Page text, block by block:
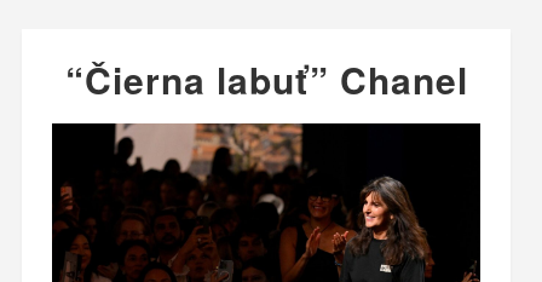
“Čierna labuť” Chanel